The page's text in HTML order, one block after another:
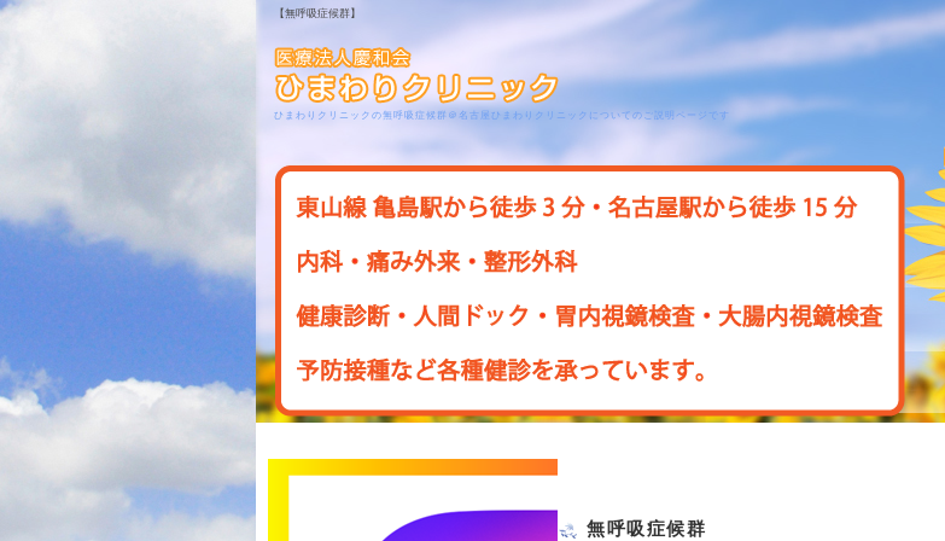
【無呼吸症候群】
ひまわりクリニックの無呼吸症候群＠名古屋ひまわりクリニックについてのご説明ページです
無呼吸症候群